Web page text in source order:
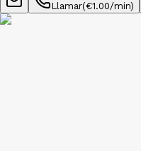
Llamar(€1.00/min)